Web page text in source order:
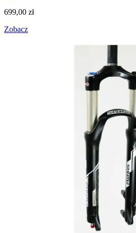
699,00 zł
Zobacz